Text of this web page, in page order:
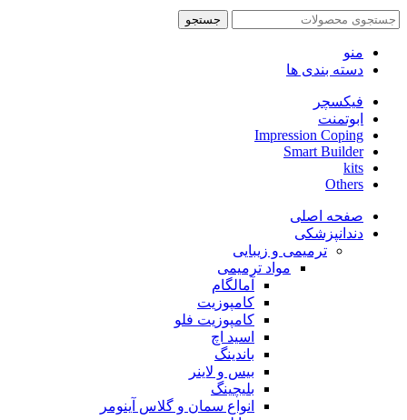
جستجو
منو
دسته بندی ها
فیکسچر
ابوتمنت
Impression Coping
Smart Builder
kits
Others
صفحه اصلی
دندانپزشکی
ترمیمی و زیبایی
مواد ترمیمی
آمالگام
کامپوزیت
کامپوزیت فلو
اسید اچ
باندینگ
بیس و لاینر
بلیچینگ
انواع سمان و گلاس آینومر